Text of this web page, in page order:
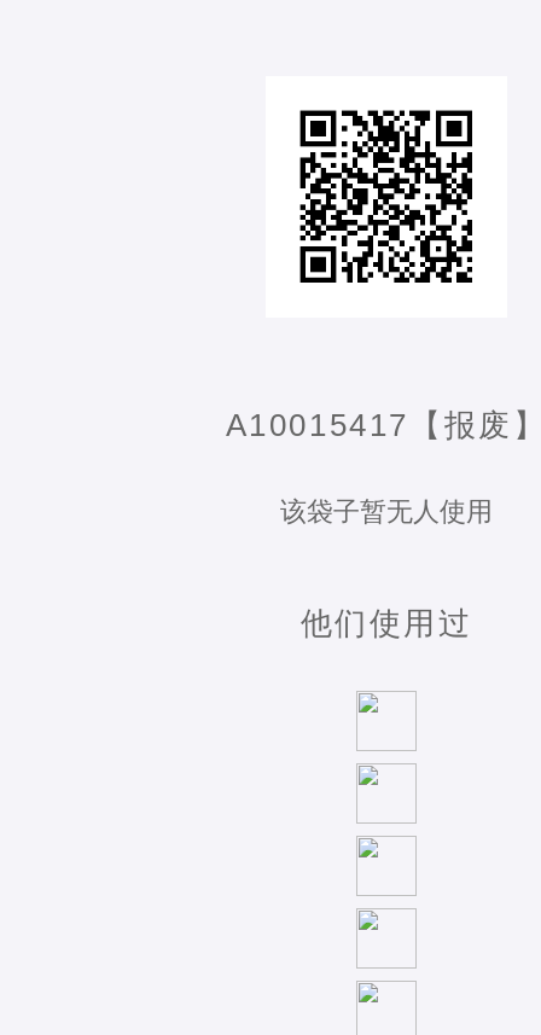
A10015417【报废
该袋子暂无人使用
他们使用过